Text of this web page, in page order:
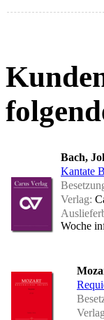
Bach,
Kantate
Verlag:
Woche